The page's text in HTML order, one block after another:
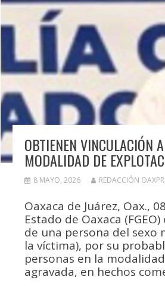
OBTIENEN VINCULACIÓN
MODALIDAD DE
8 MAYO, 2026 REDACCIÓN
Oaxaca de Juárez, Oax.,
Estado de Oaxaca
de una persona del sexo
la víctima), por su
personas en la
agravada, en hechos